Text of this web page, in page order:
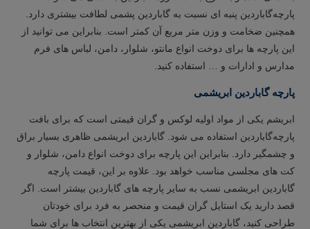
پارچه‌گاباردین پنبه ای نسبت به گاباردین پشمی لطافت بیشتری دارد.
همچنین ضخامت و وزن متر مربع آن کمتر است. بنابراین می توانید از
این پارچه ها برای دوخت انواع مانتو، شلوار، دامن، لباس های فرم
مدارس و ادارات و … استفاده کنید.
پارچه گاباردین ابریشمی
ابریشم یکی از مواد اولیه لوکس و گران قیمتی است که برای بافت
پارچه‌گاباردین استفاده می شود. گاباردین ابریشمی ظاهری بسیار براق
و چشمگیر دارد. بنابراین این پارچه برای دوخت انواع دامن، شلوار و
کت های مجلسی مناسب خواهد بود. علاوه بر این، قیمت پارچه
گاباردین ابریشمی نسب به سایر پارچه های گاباردین بیشتر است. اگر
قصد دارید یک استایل گران قیمت و منحصر به فرد برای خودتان
طراحی کنید، گاباردین ابریشمی یکی از بهترین انتخاب ها برای شما